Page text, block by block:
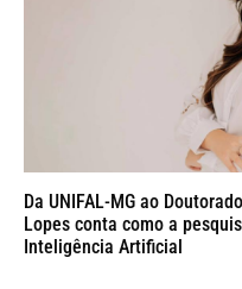
Da UNIFAL-MG ao
Lopes conta como a
Inteligência Artificial